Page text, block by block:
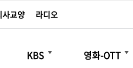
사교양 라디오
KBS
더보기
영화-OTT
더보기